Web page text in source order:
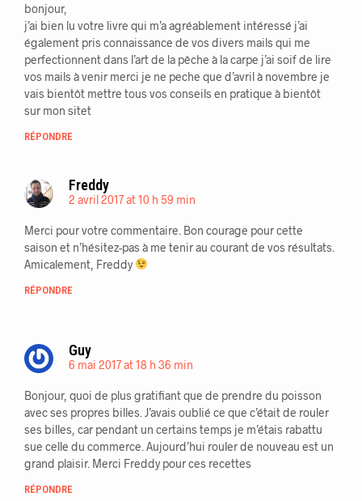
bonjour,
j’ai bien lu votre livre qui m’a agréablement intéressé j’ai
également pris connaissance de vos divers mails qui me
perfectionnent dans l’art de la pêche à la carpe j’ai soif de lire
vos mails à venir merci je ne peche que d’avril à novembre je
vais bientôt mettre tous vos conseils en pratique à bientôt
sur mon sitet
RÉPONDRE
Freddy
2 avril 2017 at 10 h 59 min
Merci pour votre commentaire. Bon courage pour cette
saison et n’hésitez-pas à me tenir au courant de vos résultats.
Amicalement, Freddy
RÉPONDRE
Guy
6 mai 2017 at 18 h 36 min
Bonjour, quoi de plus gratifiant que de prendre du poisson
avec ses propres billes. J’avais oublié ce que c’était de rouler
ses billes, car pendant un certains temps je m’étais rabattu
sue celle du commerce. Aujourd’hui rouler de nouveau est un
grand plaisir. Merci Freddy pour ces recettes
RÉPONDRE